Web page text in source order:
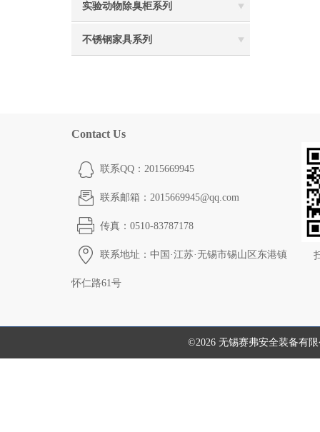
实验动物除臭柜系列
不锈钢家具系列
Contact Us
联系QQ：2015669945
联系邮箱：2015669945@qq.com
传真：0510-83787178
联系地址：中国·江苏·无锡市锡山区东港镇
怀仁路61号
©2026 无锡赛弗安全装备有